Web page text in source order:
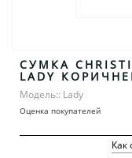
СУМКА
LADY
Модель:: Lady
Оценка покупателей
Как